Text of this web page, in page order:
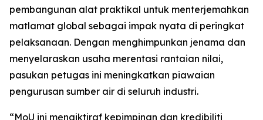
pembangunan alat praktikal untuk menterjemahkan
matlamat global sebagai impak nyata di peringkat
pelaksanaan. Dengan menghimpunkan jenama dan
menyelaraskan usaha merentasi rantaian nilai,
pasukan petugas ini meningkatkan piawaian
pengurusan sumber air di seluruh industri.
“MoU ini mengiktiraf kepimpinan dan kredibiliti